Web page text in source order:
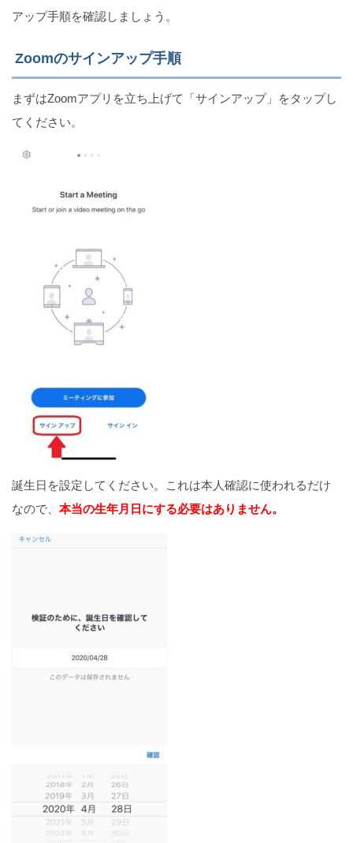
アップ手順を確認しましょう。
Zoomのサインアップ手順
まずはZoomアプリを立ち上げて「サインアップ」をタップし
てください。
誕生日を設定してください。これは本人確認に使われるだけ
なので、 本当の生年月日にする必要はありません。